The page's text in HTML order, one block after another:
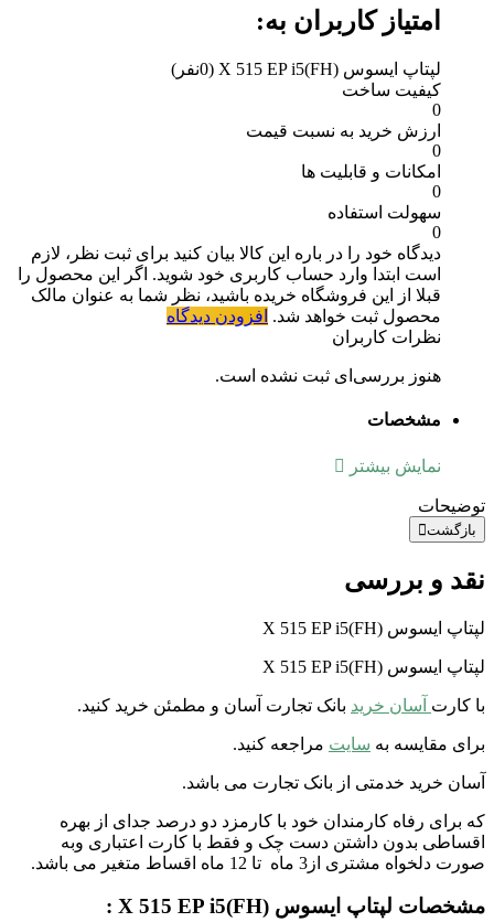
امتیاز کاربران به:
لپتاپ ایسوس X 515 EP i5(FH)
(0نفر)
کیفیت ساخت
0
ارزش خرید به نسبت قیمت
0
امکانات و قابلیت ها
0
سهولت استفاده
0
دیدگاه خود را در باره این کالا بیان کنید برای ثبت نظر، لازم
است ابتدا وارد حساب کاربری خود شوید. اگر این محصول را
قبلا از این فروشگاه خریده باشید، نظر شما به عنوان مالک
محصول ثبت خواهد شد. افزودن دیدگاه
نظرات کاربران
هنوز بررسی‌ای ثبت نشده است.
مشخصات
نمایش بیشتر
توضیحات
بازگشت
نقد و بررسی
لپتاپ ایسوس X 515 EP i5(FH)
لپتاپ ایسوس X 515 EP i5(FH)
با کارت آسان خرید بانک تجارت آسان و مطمئن خرید کنید.
برای مقایسه به سایت مراجعه کنید.
آسان خرید خدمتی از بانک تجارت می باشد.
که برای رفاه کارمندان خود با کارمزد دو درصد جدای از بهره
اقساطی بدون داشتن دست چک و فقط با کارت اعتباری وبه
صورت دلخواه مشتری از3 ماه تا 12 ماه اقساط متغیر می باشد.
مشخصات لپتاپ ایسوس X 515 EP i5(FH) :